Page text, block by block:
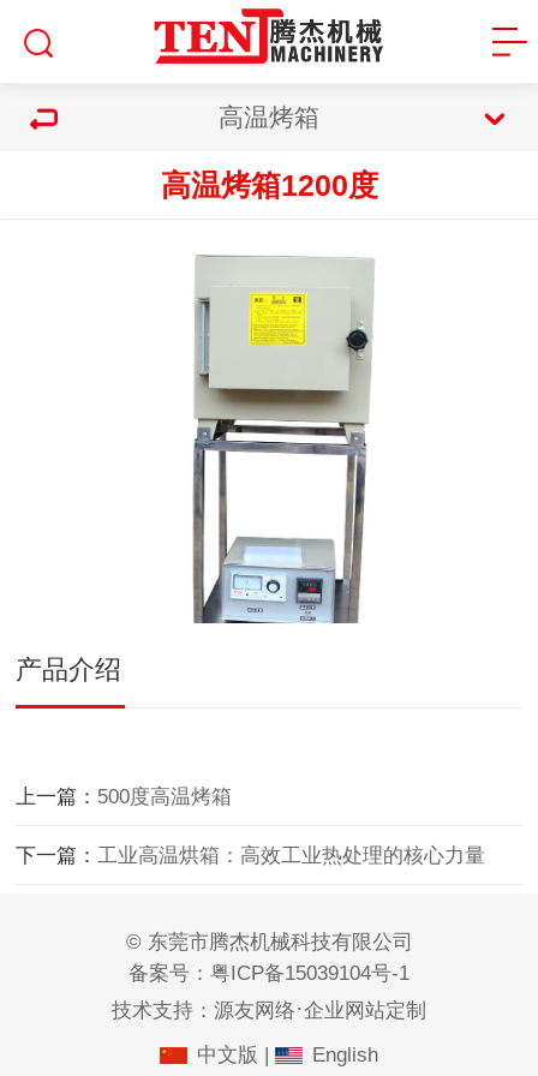
高温烤箱
高温烤箱1200度
产品介绍
上一篇： 500度高温烤箱
下一篇：工业高温烘箱：高效工业热处理的核心力量
© 东莞市腾杰机械科技有限公司
备案号： 粤ICP备15039104号-1
技术支持： 源友网络·企业网站定制
中文版 | English